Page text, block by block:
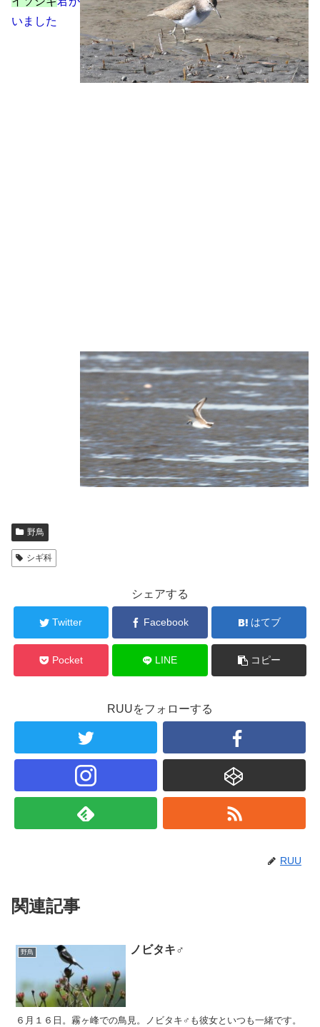
いました
野鳥
シギ科
シェアする
Twitter Facebook はてブ
Pocket LINE コピー
RUUをフォローする
RUU
関連記事
野鳥 ノビタキ♂
６月１６日。霧ヶ峰での鳥見。ノビタキ♂も彼女といつも一緒です。